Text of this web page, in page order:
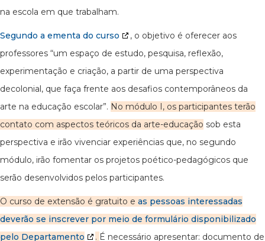
na escola em que trabalham.
Segundo a ementa do curso
, o objetivo é oferecer aos
professores “um espaço de estudo, pesquisa, reflexão,
experimentação e criação, a partir de uma perspectiva
decolonial, que faça frente aos desafios contemporâneos da
arte na educação escolar”. No módulo I, os participantes terão
contato com aspectos teóricos da arte-educação sob esta
perspectiva e irão vivenciar experiências que, no segundo
módulo, irão fomentar os projetos poético-pedagógicos que
serão desenvolvidos pelos participantes.
O curso de extensão é gratuito e as pessoas interessadas
deverão se inscrever por meio de formulário disponibilizado
pelo Departamento
. É necessário apresentar: documento de